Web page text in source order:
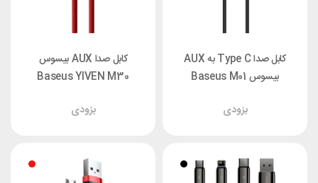
کابل صدا Type C به AUX
بیسوس Baseus M01
بزودی
کابل صدا AUX بیسوس
Baseus YIVEN M30
بزودی